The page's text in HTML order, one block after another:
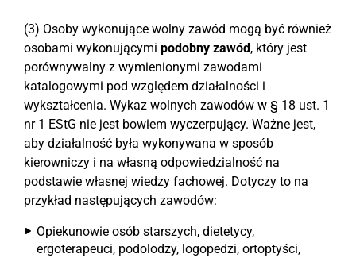
(3) Osoby wykonujące wolny zawód mogą być również
osobami wykonującymi podobny zawód, który jest
porównywalny z wymienionymi zawodami
katalogowymi pod względem działalności i
wykształcenia. Wykaz wolnych zawodów w § 18 ust. 1
nr 1 EStG nie jest bowiem wyczerpujący. Ważne jest,
aby działalność była wykonywana w sposób
kierowniczy i na własną odpowiedzialność na
podstawie własnej wiedzy fachowej. Dotyczy to na
przykład następujących zawodów:
Opiekunowie osób starszych, dietetycy,
ergoterapeuci, podolodzy, logopedzi, ortoptyści,